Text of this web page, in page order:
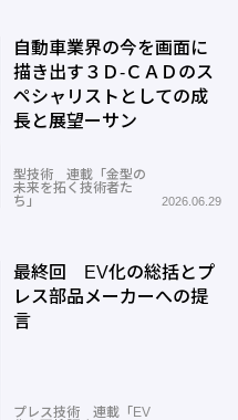
自動車業界の今を画面に
描き出す３Ｄ-ＣＡＤのス
ペシャリストとしての成
長と展望ーサン
型技術 連載「金型の
未来を拓く技術者た
ち」
2026.06.29
最終回 EV化の総括とプ
レス部品メーカーへの提
言
プレス技術 連載「EV